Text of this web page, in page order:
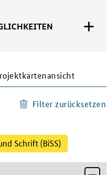
Filter zurücksetzen
Schrift (BiSS)